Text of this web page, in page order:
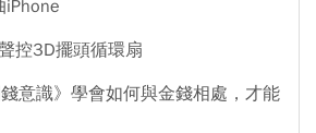
iPhone
控3D擺頭循環扇
意識》學會如何與金錢相處，才能